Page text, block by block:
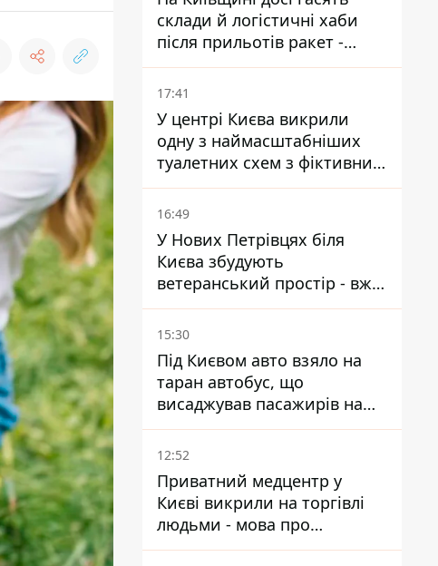
склади й логістичні хаби
після прильотів ракет -
ДСНС
17:41
У центрі Києва викрили
одну з наймасштабніших
туалетних схем з фіктивним
будинком
16:49
У Нових Петрівцях біля
Києва збудують
ветеранський простір - вже
знайшли проєктанта
15:30
Під Києвом авто взяло на
таран автобус, що
висаджував пасажирів на
зупинці - пасажирка в
лікарні
12:52
Приватний медцентр у
Києві викрили на торгівлі
людьми - мова про
сурогатне материнство